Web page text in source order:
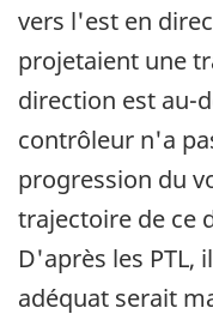
vers l'est en
projetaient une
direction est au-
contrôleur n'a
progression du
trajectoire de ce
D'après les PTL,
adéquat serait